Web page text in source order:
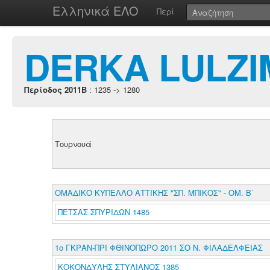
Ελληνικά ΕΛΟ Περί
DERKA
Περίοδος 2011B : 1235 -> 1280
Τουρνουά
ΟΜΑΔΙΚΟ ΚΥΠΕΛΛΟ ΑΤΤΙΚΗΣ "ΣΠ. ΜΠΙΚΟΣ" - ΟΜ. Β΄
ΠΕΤΣΑΣ ΣΠΥΡΙΔΩΝ 1485
1o ΓΚΡΑΝ-ΠΡΙ ΦΘΙΝΟΠΩΡΟ 2011 ΣΟ Ν. ΦΙΛΑΔΕΛΦΕΙΑΣ
ΚΟΚΟΝΔΥΛΗΣ ΣΤΥΛΙΑΝΟΣ 1385